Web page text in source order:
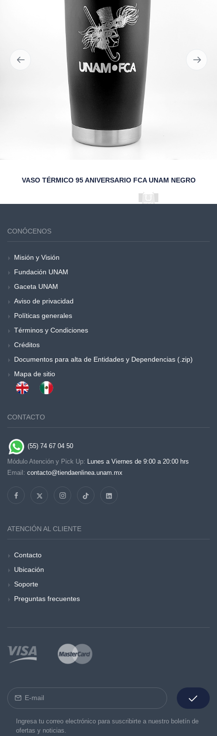
VASO TÉRMICO 95 ANIVERSARIO FCA UNAM NEGRO
CONÓCENOS
Misión y Visión
Fundación UNAM
Gaceta UNAM
Aviso de privacidad
Políticas generales
Términos y Condiciones
Créditos
Documentos para alta de Entidades y Dependencias (.zip)
Mapa de sitio
CONTACTO
(55) 74 67 04 50
Módulo Atención y Pick Up: Lunes a Viernes de 9:00 a 20:00 hrs
Email: contacto@tiendaenlinea.unam.mx
ATENCIÓN AL CLIENTE
Contacto
Ubicación
Soporte
Preguntas frecuentes
Ingresa tu correo electrónico para suscribirte a nuestro boletín de
ofertas y noticias.